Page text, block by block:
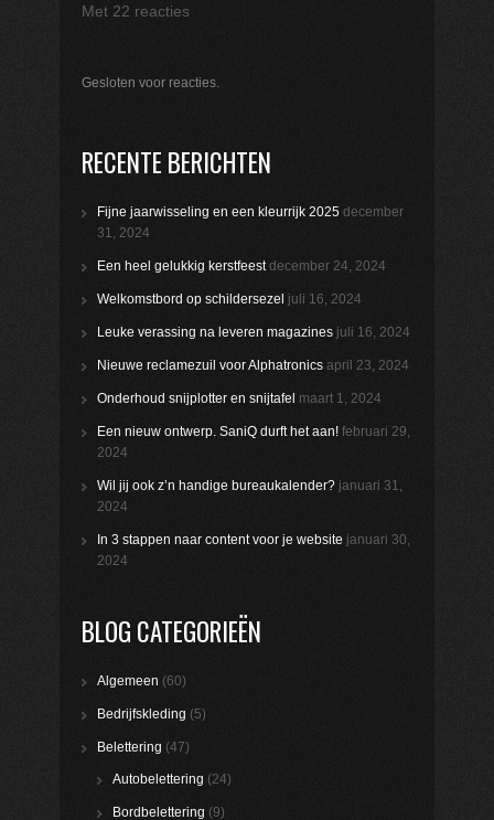
Met 22 reacties
Gesloten voor reacties.
RECENTE BERICHTEN
Fijne jaarwisseling en een kleurrijk 2025 december
31, 2024
Een heel gelukkig kerstfeest december 24, 2024
Welkomstbord op schildersezel juli 16, 2024
Leuke verassing na leveren magazines juli 16, 2024
Nieuwe reclamezuil voor Alphatronics april 23, 2024
Onderhoud snijplotter en snijtafel maart 1, 2024
Een nieuw ontwerp. SaniQ durft het aan! februari 29,
2024
Wil jij ook z’n handige bureaukalender? januari 31,
2024
In 3 stappen naar content voor je website januari 30,
2024
BLOG CATEGORIEËN
Algemeen (60)
Bedrijfskleding (5)
Belettering (47)
Autobelettering (24)
Bordbelettering (9)